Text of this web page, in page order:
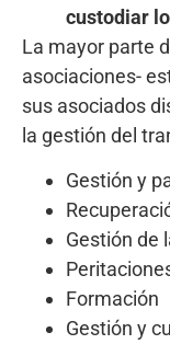
custodiar
La mayor parte
asociaciones-
sus asociados
la gestión del
Gestión y
Gestión de
Formación
Gestión y